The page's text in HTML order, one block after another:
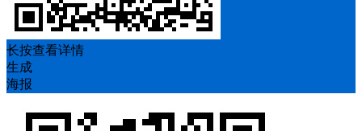
长按查看详情
生成
海报